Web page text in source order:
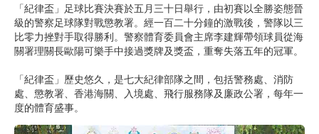
「紀律盃」足球比賽決賽於五月三十日舉行，由初賽以全勝姿態晉
級的警察足球隊對戰懲教署。經一百二十分鐘的激戰後，警隊以三
比零力挫對手取得勝利。警察體育委員會主席李建輝帶領球員從海
關署理關長歐陽可樂手中接過獎牌及獎盃，重奪失落五年的冠軍。
「紀律盃」歷史悠久，是七大紀律部隊之間，包括警務處、消防
處、懲教署、香港海關、入境處、飛行服務隊及廉政公署，每年一
度的體育盛事。